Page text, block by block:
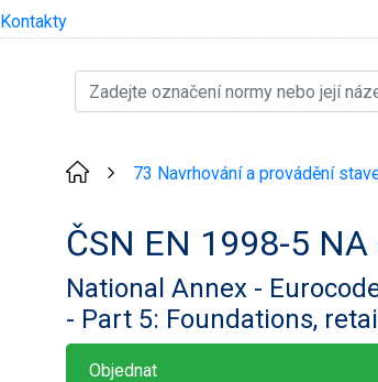
Kontakty
73 Navrhování a provádění
ČSN EN 1998-5
National Annex -
- Part 5: Foundations,
Objednat